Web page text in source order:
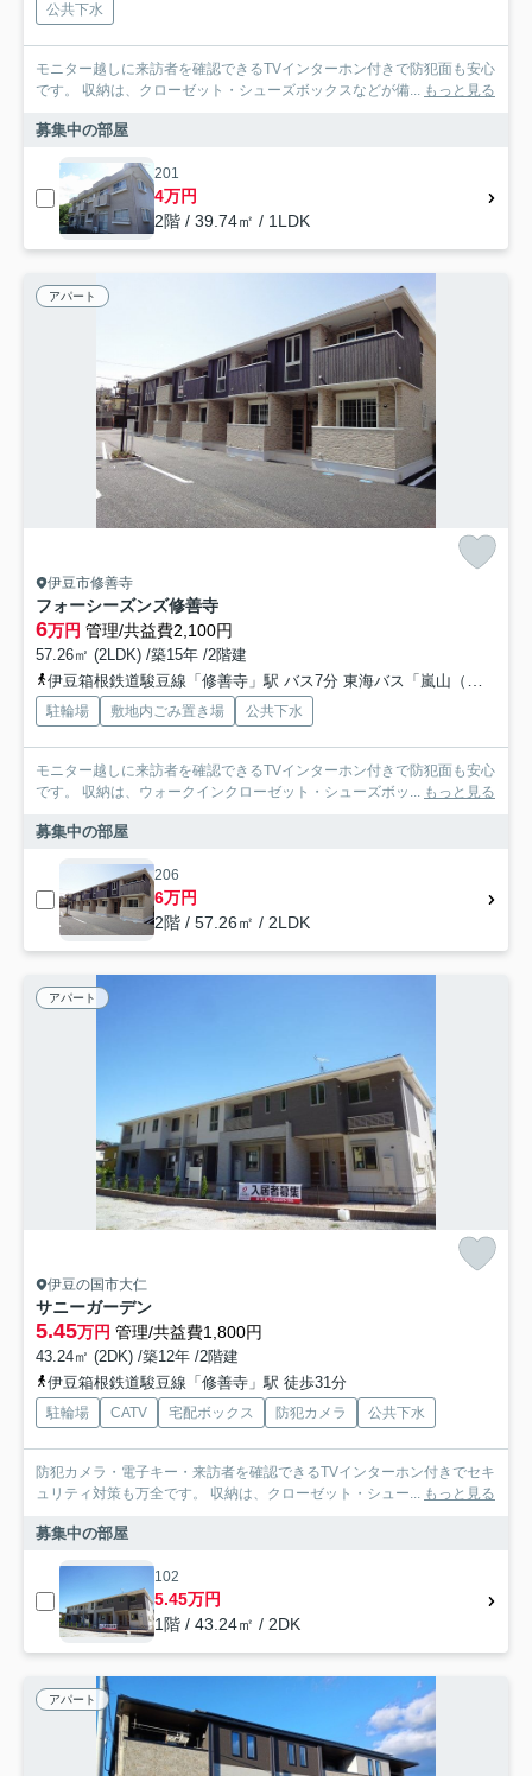
公共下水
モニター越しに来訪者を確認できるTVインターホン付きで防犯面も安心
です。 収納は、クローゼット・シューズボックスなどが備... もっと見る
募集中の部屋
201
4万円
2階 / 39.74㎡ / 1LDK
アパート
伊豆市修善寺
フォーシーズンズ修善寺
6万円 管理/共益費2,100円
57.26㎡ (2LDK) /築15年 /2階建
伊豆箱根鉄道駿豆線「修善寺」駅 バス7分 東海バス「嵐山（静岡県）」 停歩2分
駐輪場 敷地内ごみ置き場 公共下水
モニター越しに来訪者を確認できるTVインターホン付きで防犯面も安心
です。 収納は、ウォークインクローゼット・シューズボッ... もっと見る
募集中の部屋
206
6万円
2階 / 57.26㎡ / 2LDK
アパート
伊豆の国市大仁
サニーガーデン
5.45万円 管理/共益費1,800円
43.24㎡ (2DK) /築12年 /2階建
伊豆箱根鉄道駿豆線「修善寺」駅 徒歩31分
駐輪場 CATV 宅配ボックス 防犯カメラ 公共下水
防犯カメラ・電子キー・来訪者を確認できるTVインターホン付きでセキ
ュリティ対策も万全です。 収納は、クローゼット・シュー... もっと見る
募集中の部屋
102
5.45万円
1階 / 43.24㎡ / 2DK
アパート